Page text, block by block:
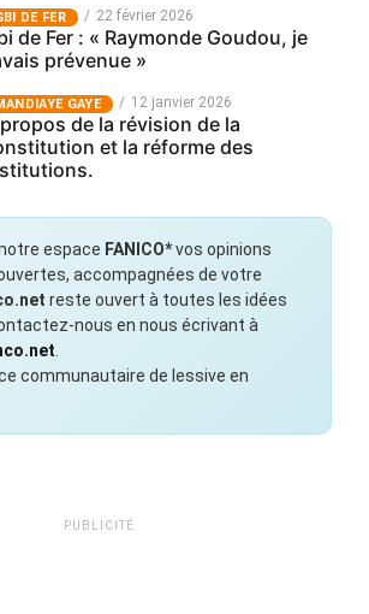
DE FER 22 février 2026
de Fer : « Raymonde Goudou, je
prévenue »
GAYE 12 janvier 2026
de la révision de la
et la réforme des
espace FANICO*vos opinions
accompagnées de votre
reste ouvert à toutes les idées
nous en nous écrivant à
communautaire de lessive en
PUBLICITÉ